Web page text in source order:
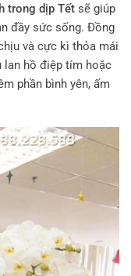
trong dịp Tết sẽ giúp
đầy sức sống. Đồng
và cực kì thỏa mái
lan hồ điệp tím hoặc
phần bình yên, ấm